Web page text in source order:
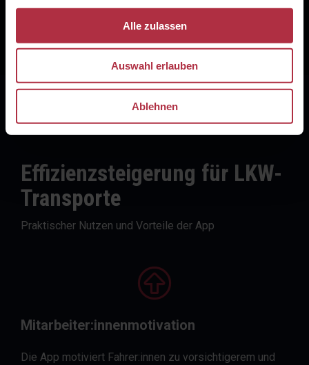
Alle zulassen
Auswahl erlauben
Ablehnen
Effizienzsteigerung für LKW-
Transporte
Praktischer Nutzen und Vorteile der App
Mitarbeiter:innenmotivation
Die App motiviert Fahrer:innen zu vorsichtigerem und